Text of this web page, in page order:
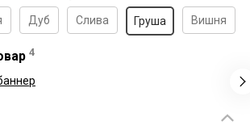
Дуб Слива Груша Вишня
4